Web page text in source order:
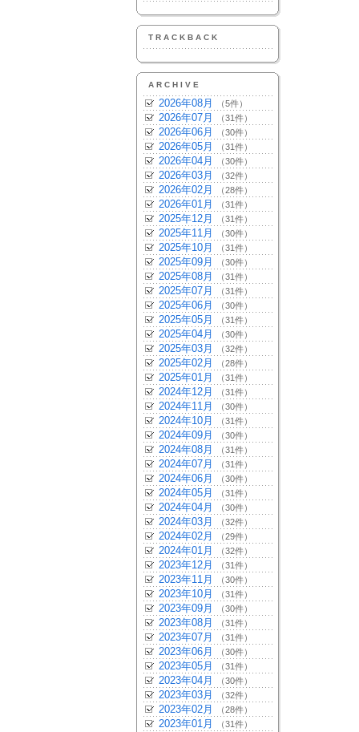
TRACKBACK
ARCHIVE
2026年08月 （5件）
2026年07月 （31件）
2026年06月 （30件）
2026年05月 （31件）
2026年04月 （30件）
2026年03月 （32件）
2026年02月 （28件）
2026年01月 （31件）
2025年12月 （31件）
2025年11月 （30件）
2025年10月 （31件）
2025年09月 （30件）
2025年08月 （31件）
2025年07月 （31件）
2025年06月 （30件）
2025年05月 （31件）
2025年04月 （30件）
2025年03月 （32件）
2025年02月 （28件）
2025年01月 （31件）
2024年12月 （31件）
2024年11月 （30件）
2024年10月 （31件）
2024年09月 （30件）
2024年08月 （31件）
2024年07月 （31件）
2024年06月 （30件）
2024年05月 （31件）
2024年04月 （30件）
2024年03月 （32件）
2024年02月 （29件）
2024年01月 （32件）
2023年12月 （31件）
2023年11月 （30件）
2023年10月 （31件）
2023年09月 （30件）
2023年08月 （31件）
2023年07月 （31件）
2023年06月 （30件）
2023年05月 （31件）
2023年04月 （30件）
2023年03月 （32件）
2023年02月 （28件）
2023年01月 （31件）